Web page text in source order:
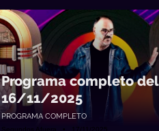
Programa completo del
16/11/2025
PROGRAMA COMPLETO
Segundos Afuera • 17/11/2025